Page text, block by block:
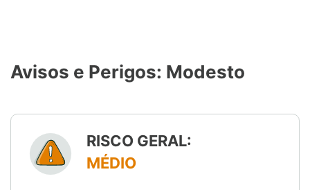
Avisos e Perigos: Modesto
RISCO GERAL:
MÉDIO